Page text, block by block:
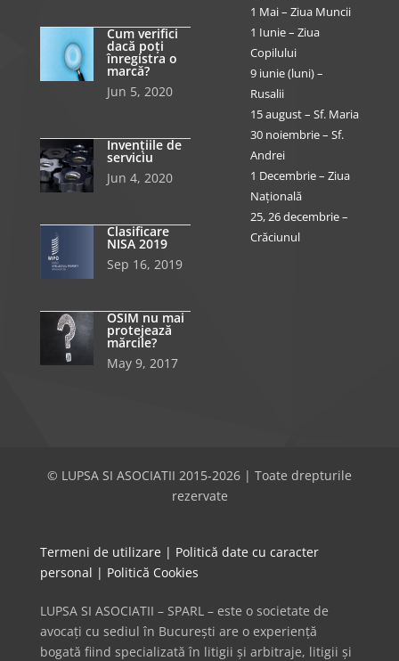
Cum verifici
dacă poți
înregistra o
marcă?
Jun 5, 2020
Invențiile de
serviciu
Jun 4, 2020
Clasificare
NISA 2019
Sep 16, 2019
OSIM nu mai
protejează
mărcile?
May 9, 2017
1 Mai – Ziua Muncii
1 Iunie – Ziua
Copilului
9 iunie (luni) –
Rusalii
15 august – Sf. Maria
30 noiembrie – Sf.
Andrei
1 Decembrie – Ziua
Națională
25, 26 decembrie –
Crăciunul
© LUPSA SI ASOCIATII 2015-2026 | Toate drepturile
rezervate
Termeni de utilizare | Politică date cu caracter
personal | Politică Cookies
LUPSA SI ASOCIATII – SPARL – este o societate de
avocați cu sediul în București are o experiență
bogată fiind specializată în litigii și arbitraje, litigii și